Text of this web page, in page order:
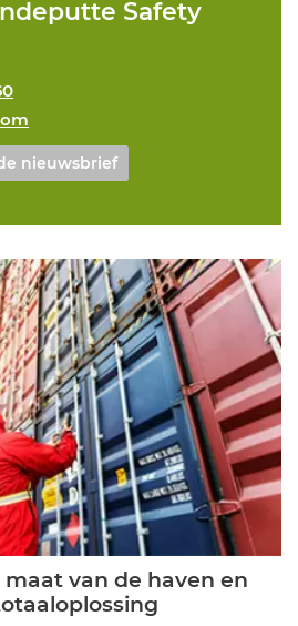
Safety
nieuwsbrief
van de haven en